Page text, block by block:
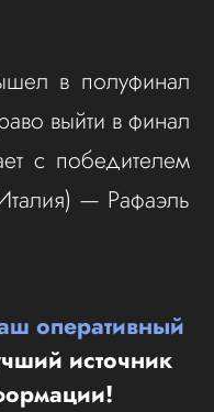
в полуфинал
выйти в финал
с победителем
— Рафаэль
оперативный
источник